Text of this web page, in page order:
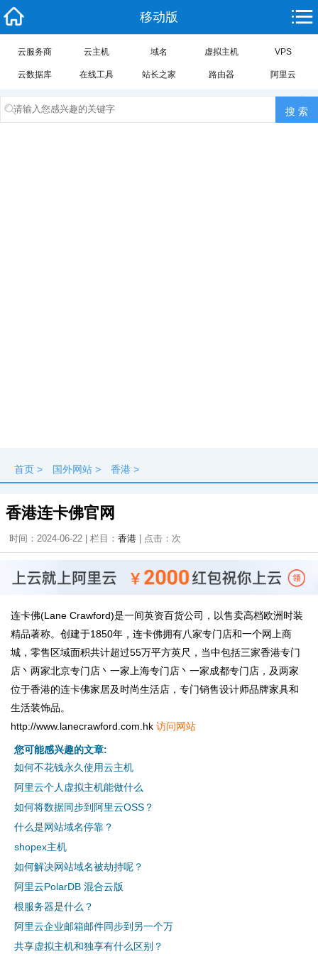
移动版
云服务商 云主机 域名 虚拟主机 VPS
云数据库 在线工具 站长之家 路由器 阿里云
首页 > 国外网站 > 香港 >
香港连卡佛官网
时间：2024-06-22 | 栏目： 香港 | 点击： 次
连卡佛(Lane Crawford)是一间英资百货公司，以售卖高档欧洲时装
精品著称。创建于1850年，连卡佛拥有八家专门店和一个网上商
城，零售区域面积共计超过55万平方英尺，当中包括三家香港专门
店丶两家北京专门店丶一家上海专门店丶一家成都专门店，及两家
位于香港的连卡佛家居及时尚生活店，专门销售设计师品牌家具和
生活装饰品。
http://www.lanecrawford.com.hk 访问网站
您可能感兴趣的文章:
如何不花钱永久使用云主机
阿里云个人虚拟主机能做什么
如何将数据同步到阿里云OSS？
什么是网站域名停靠？
shopex主机
如何解决网站域名被劫持呢？
阿里云PolarDB 混合云版
根服务器是什么？
阿里云企业邮箱邮件同步到另一个万
共享虚拟主机和独享有什么区别？